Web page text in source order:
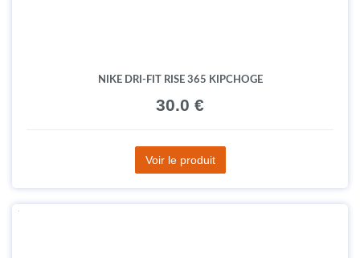
NIKE DRI-FIT RISE 365 KIPCHOGE
30.0 €
Voir le produit